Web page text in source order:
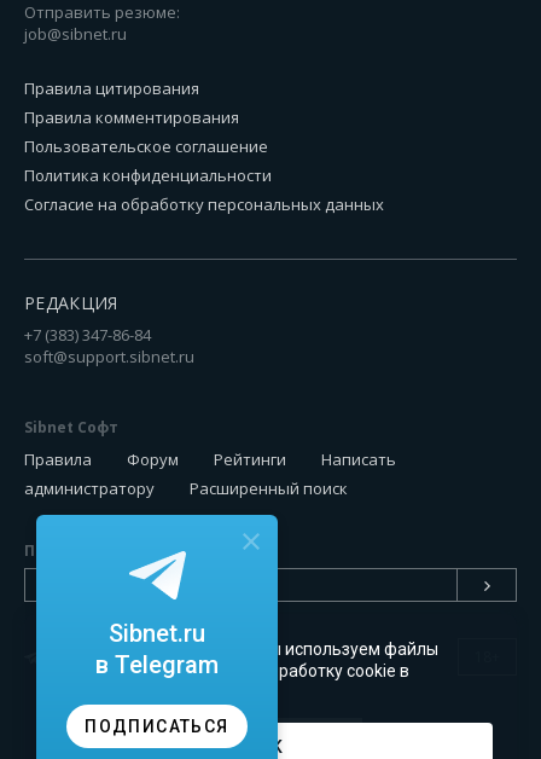
Отправить резюме:
job@sibnet.ru
Правила цитирования
Правила комментирования
Пользовательское соглашение
Политика конфиденциальности
Согласие на обработку персональных данных
РЕДАКЦИЯ
+7 (383) 347-86-84
soft@support.sibnet.ru
Sibnet Софт
Правила Форум Рейтинги
Написать
администратору
Расширенный поиск
Подписаться на новинки
Чтобы сайт был удобным, мы используем файлы
cookie. Можете запретить обработку cookie в
OK
Sibnet.ru
в Telegram
ПОДПИСАТЬСЯ